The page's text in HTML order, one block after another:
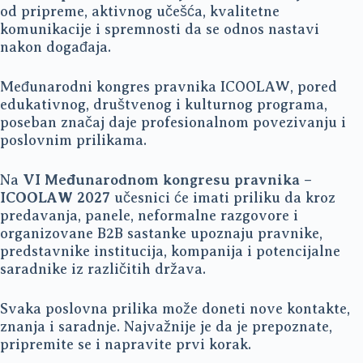
od pripreme, aktivnog učešća, kvalitetne
komunikacije i spremnosti da se odnos nastavi
nakon događaja.
Međunarodni kongres pravnika ICOOLAW, pored
edukativnog, društvenog i kulturnog programa,
poseban značaj daje profesionalnom povezivanju i
poslovnim prilikama.
Na VI Međunarodnom kongresu pravnika –
ICOOLAW 2027 učesnici će imati priliku da kroz
predavanja, panele, neformalne razgovore i
organizovane B2B sastanke upoznaju pravnike,
predstavnike institucija, kompanija i potencijalne
saradnike iz različitih država.
Svaka poslovna prilika može doneti nove kontakte,
znanja i saradnje. Najvažnije je da je prepoznate,
pripremite se i napravite prvi korak.